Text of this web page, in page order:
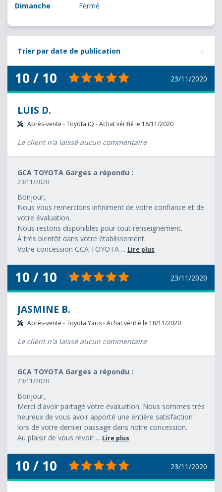
Dimanche
Fermé
Trier par date de publication
10 / 10 23/11/2020
LUIS D.
Après-vente - Toyota iQ - Achat vérifié le 18/11/2020
Le client n'a laissé aucun commentaire
GCA TOYOTA Garges a répondu :
23/11/2020
Bonjour,
Nous vous remercions infiniment de votre confiance et de
votre évaluation.
Nous restons disponibles pour tout renseignement.
À très bientôt dans votre établissement.
Votre concession GCA TOYOTA ... Lire plus
10 / 10 23/11/2020
JASMINE B.
Après-vente - Toyota Yaris - Achat vérifié le 18/11/2020
Le client n'a laissé aucun commentaire
GCA TOYOTA Garges a répondu :
23/11/2020
Bonjour,
Merci d'avoir partagé votre évaluation. Nous sommes très
heureux de vous avoir apporté une entière satisfaction
lors de votre dernier passage dans notre concession.
Au plaisir de vous revoir ... Lire plus
10 / 10 23/11/2020